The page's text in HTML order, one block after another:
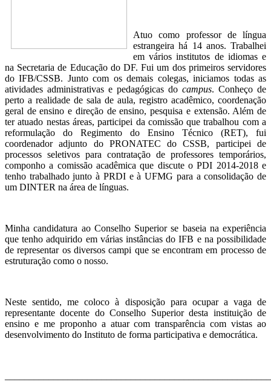
Atuo como professor de língua
estrangeira há 14 anos. Trabalhei
em vários institutos de idiomas e
na Secretaria de Educação do DF. Fui um dos primeiros servidores
do IFB/CSSB. Junto com os demais colegas, iniciamos todas as
atividades administrativas e pedagógicas do campus. Conheço de
perto a realidade de sala de aula, registro acadêmico, coordenação
geral de ensino e direção de ensino, pesquisa e extensão. Além de
ter atuado nestas áreas, participei da comissão que trabalhou com a
reformulação do Regimento do Ensino Técnico (RET), fui
coordenador adjunto do PRONATEC do CSSB, participei de
processos seletivos para contratação de professores temporários,
componho a comissão acadêmica que discute o PDI 2014-2018 e
tenho trabalhado junto à PRDI e à UFMG para a consolidação de
um DINTER na área de línguas.
Minha candidatura ao Conselho Superior se baseia na experiência
que tenho adquirido em várias instâncias do IFB e na possibilidade
de representar os diversos campi que se encontram em processo de
estruturação como o nosso.
Neste sentido, me coloco à disposição para ocupar a vaga de
representante docente do Conselho Superior desta instituição de
ensino e me proponho a atuar com transparência com vistas ao
desenvolvimento do Instituto de forma participativa e democrática.